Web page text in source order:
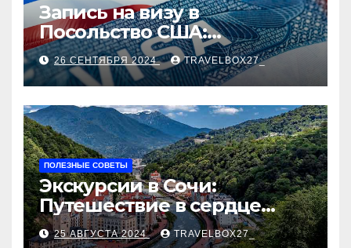
Запись на визу в
Посольство США:
Пошаговое руководство
26 СЕНТЯБРЯ 2024 TRAVELBOX27_
ПОЛЕЗНЫЕ СОВЕТЫ
Экскурсии в Сочи:
Путешествие в сердце
Черноморского курорта
25 АВГУСТА 2024 TRAVELBOX27_